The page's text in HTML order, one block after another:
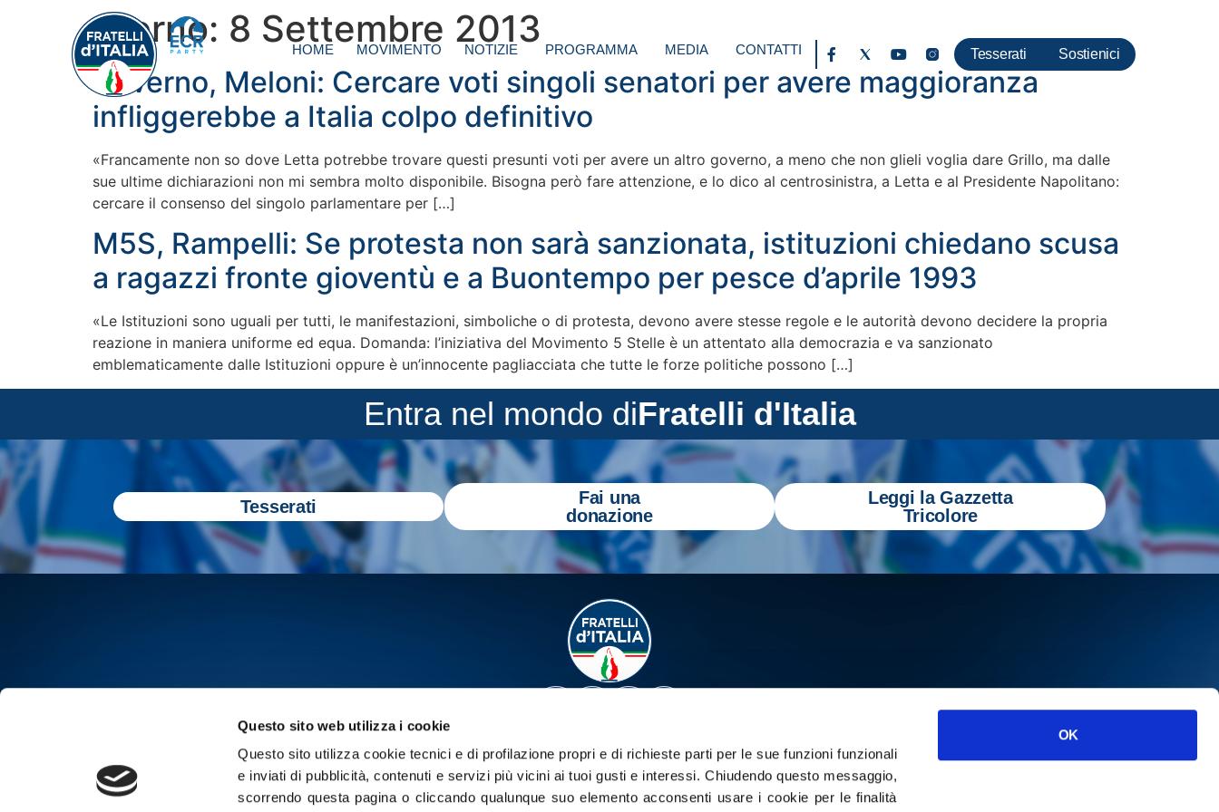
Questo sito web utilizza i cookie
Questo sito utilizza cookie tecnici e di profilazione propri e di richieste parti per le sue funzioni funzionali
e inviati di pubblicità, contenuti e servizi più vicini ai tuoi gusti e interessi.Chiudendo questo messaggio,
scorrendo questa pagina o cliccando qualunque suo elemento acconsenti usare i cookie per le finalità
OK
HOME MOVIMENTO NOTIZIE PROGRAMMA MEDIA CONTATTI Tesserati Sostienici
Giorno: 8 Settembre 2013
Governo, Meloni: Cercare voti singoli senatori per avere maggioranza
infliggerebbe a Italia colpo definitivo
«Francamente non so dove Letta potrebbe trovare questi presunti voti per avere un altro governo, a meno che non glieli voglia dare Grillo, ma dalle
sue ultime dichiarazioni non mi sembra molto disponibile. Bisogna però fare attenzione, e lo dico al centrosinistra, a Letta e al Presidente Napolitano:
cercare il consenso del singolo parlamentare per […]
M5S, Rampelli: Se protesta non sarà sanzionata, istituzioni chiedano scusa
a ragazzi fronte gioventù e a Buontempo per pesce d’aprile 1993
«Le Istituzioni sono uguali per tutti, le manifestazioni, simboliche o di protesta, devono avere stesse regole e le autorità devono decidere la propria
reazione in maniera uniforme ed equa. Domanda: l’iniziativa del Movimento 5 Stelle è un attentato alla democrazia e va sanzionato
emblematicamente dalle Istituzioni oppure è un’innocente pagliacciata che tutte le forze politiche possono […]
Entra nel mondo diFratelli d'Italia
Tesserati
Fai una
donazione
Leggi la Gazzetta
Tricolore
Iscriviti allaGazzetta Tricoloreper tenerti aggiornato ISCRIVITI